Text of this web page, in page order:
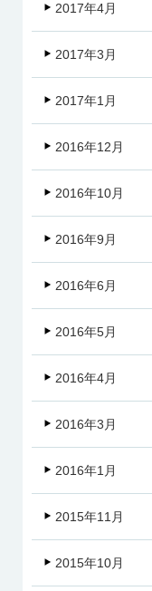
2017年4月
2017年3月
2017年1月
2016年12月
2016年10月
2016年9月
2016年6月
2016年5月
2016年4月
2016年3月
2016年1月
2015年11月
2015年10月